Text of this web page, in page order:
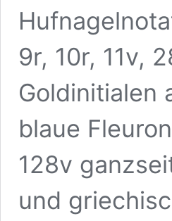
9r, 10r, 11v,
Goldinitialen
blaue
128v
und